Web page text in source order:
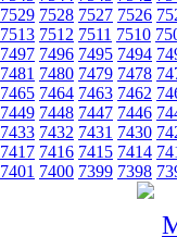
7529 7528 7527 7526
7513 7512 7511 7510
7497 7496 7495 7494
7481 7480 7479 7478
7465 7464 7463 7462
7449 7448 7447 7446
7433 7432 7431 7430
7417 7416 7415 7414
7401 7400 7399 7398